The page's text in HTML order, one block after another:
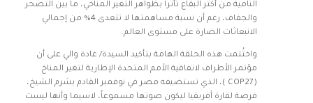
النامية من أكثر البقاع تأثراً بظواهر التغير المناخي، ما بين التصحر
والجفاف، رغم أن نسبة مساهمتها لا تتعدى 4% من إجمالي
الانبعاثات الضارة على مستوى العالم.
واختُتمت هذه الحلقة الهامة بتأكيد السيدة/ غادة والي على أن
مؤتمر الأطراف لاتفاقية الأمم المتحدة الإطارية لتغير المناخ
(COP27 )، الذي تستضيفه مصر في نوفمبر القادم بشرم الشيخ،
فرصة لقارة أفريقيا ليكون صوتها مسموعاً، لاسيما وأنها ليست